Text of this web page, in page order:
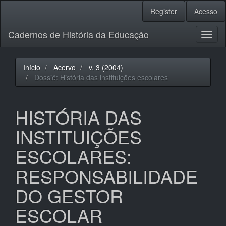
principal
Barra
Lateral
Register Acesso
Cadernos de História da Educação
Início Acervo
v. 3 (2004)
Dossiê: História das instituições escolares
HISTÓRIA DAS
INSTITUIÇÕES
ESCOLARES:
RESPONSABILIDADE
DO GESTOR
ESCOLAR